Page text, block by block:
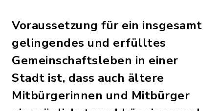
Voraussetzung für ein insgesamt
gelingendes und erfülltes
Gemeinschaftsleben in einer
Stadt ist, dass auch ältere
Mitbürgerinnen und Mitbürger